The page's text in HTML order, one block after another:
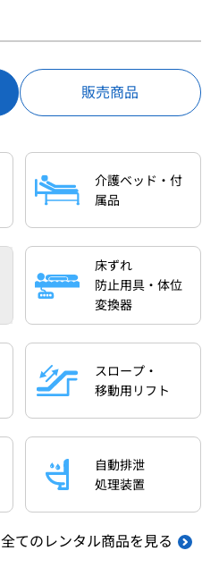
販売商品
介護ベッド・付
属品
床ずれ
防止用具・体位
変換器
スロープ・
移動用リフト
自動排泄
処理装置
全てのレンタル商品を見る